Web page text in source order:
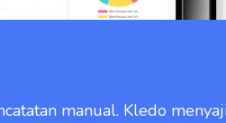
manual. Kledo